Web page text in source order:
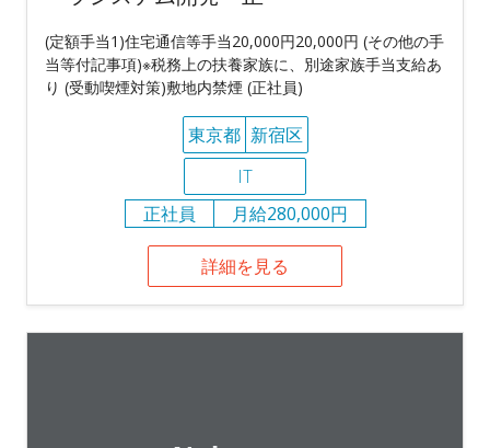
(定額手当1)住宅通信等手当20,000円20,000円 (その他の手
当等付記事項)※税務上の扶養家族に、別途家族手当支給あ
り (受動喫煙対策)敷地内禁煙 (正社員)
東京都 新宿区
IT
正社員
月給280,000円
詳細を見る